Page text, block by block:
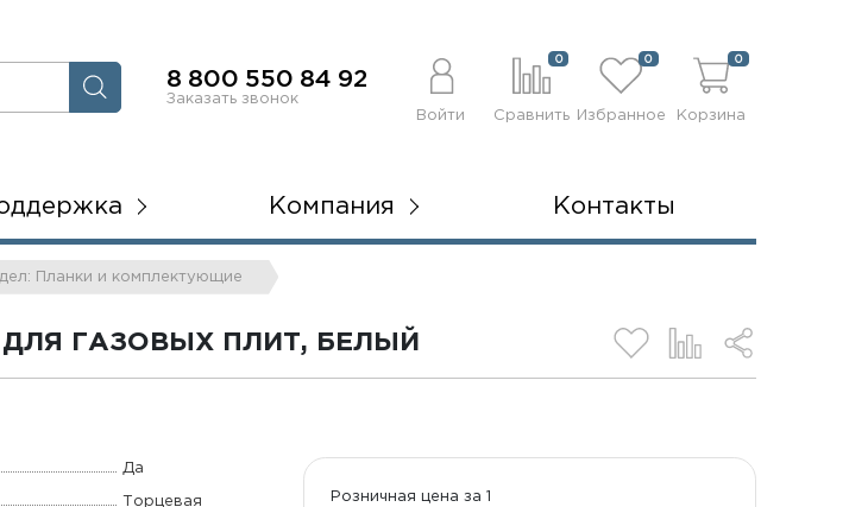
8 800 550 84 92
Заказать звонок
Войти
0
Сравнить
0
Избранное
0
Корзина
Компания Контакты
Планки и комплектующие
ГАЗОВЫХ ПЛИТ, БЕЛЫЙ
Да
Торцевая
Розничная цена за 1